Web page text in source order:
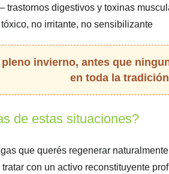
digestivos y toxinas
no irritante, no sensibilizante
invierno, antes que
en toda la
de estas situaciones?
que querés regenerar naturalmente
con un activo reconstituyente